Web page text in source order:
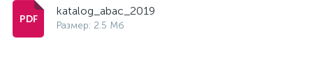
katalog_abac_2019
Размер: 2.5 Мб